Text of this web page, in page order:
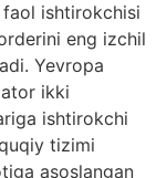
ishtirokchisi
eng izchil
Yevropa
ikki
ishtirokchi
tizimi
asoslangan